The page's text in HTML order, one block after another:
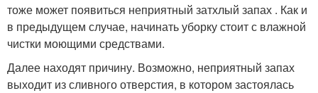
тоже может появиться неприятный затхлый запах . Как и
в предыдущем случае, начинать уборку стоит с влажной
чистки моющими средствами.
Далее находят причину. Возможно, неприятный запах
выходит из сливного отверстия, в котором застоялась